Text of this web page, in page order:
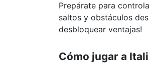
Prepárate para
saltos y obstáculos
desbloquear ventajas!
Cómo jugar a